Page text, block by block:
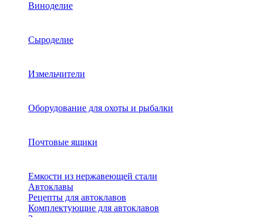
Виноделие
Сыроделие
Измельчители
Оборудование для охоты и рыбалки
Почтовые ящики
Емкости из нержавеющей стали
Автоклавы
Рецепты для автоклавов
Комплектующие для автоклавов